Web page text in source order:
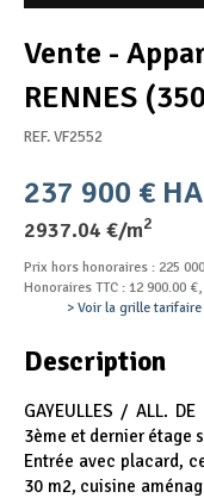
Nous rejoindre
Vente -
RENNES
REF. VF2552
237 900 €
2937.04 €/m2
Prix hors honoraires : 225
Honoraires TTC : 12 900.00
> Voir la grille tarifaire
Description
GAYEULLES / ALL.
3ème et dernier étage
Entrée avec placard,
30 m2, cuisine